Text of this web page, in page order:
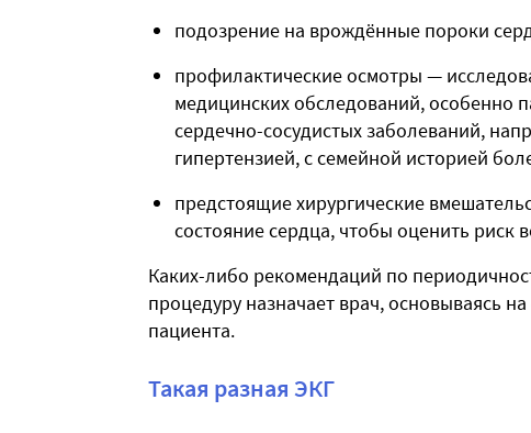
подозрение на врождённые пороки
профилактические осмотры —
медицинских обследований, особенно
сердечно-сосудистых заболеваний,
гипертензией, с семейной историей
предстоящие хирургические
состояние сердца, чтобы оценить риск
Каких-либо рекомендаций по
процедуру назначает врач, основываясь
пациента.
Такая разная ЭКГ